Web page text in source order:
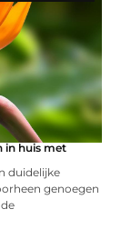
in huis met
duidelijke
genoegen